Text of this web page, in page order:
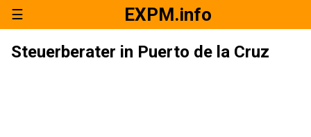
☰ EXPM.info
Steuerberater in Puerto de la Cruz